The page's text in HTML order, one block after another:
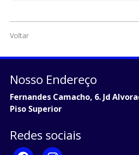
Voltar
Nosso Endereço
Fernandes Camacho, 6. Jd
Piso Superior
Redes sociais